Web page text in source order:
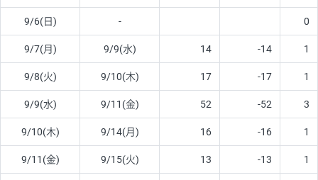
9/6(日) - 0
9/7(月) 9/9(水) 14 -14 1
9/8(火) 9/10(木) 17 -17 1
9/9(水) 9/11(金) 52 -52 3
9/10(木) 9/14(月) 16 -16 1
9/11(金) 9/15(火) 13 -13 1